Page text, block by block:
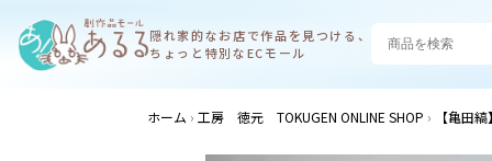
隠れ家的なお店で作品を見つける、
ちょっと特別なECモール
ホーム 工房 徳元 TOKUGEN ONLINE SHOP 【亀田